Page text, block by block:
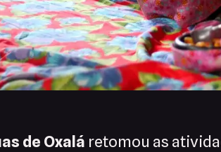
de Oxalá retomou as